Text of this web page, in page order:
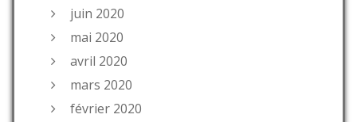
juin 2020
mai 2020
avril 2020
mars 2020
février 2020